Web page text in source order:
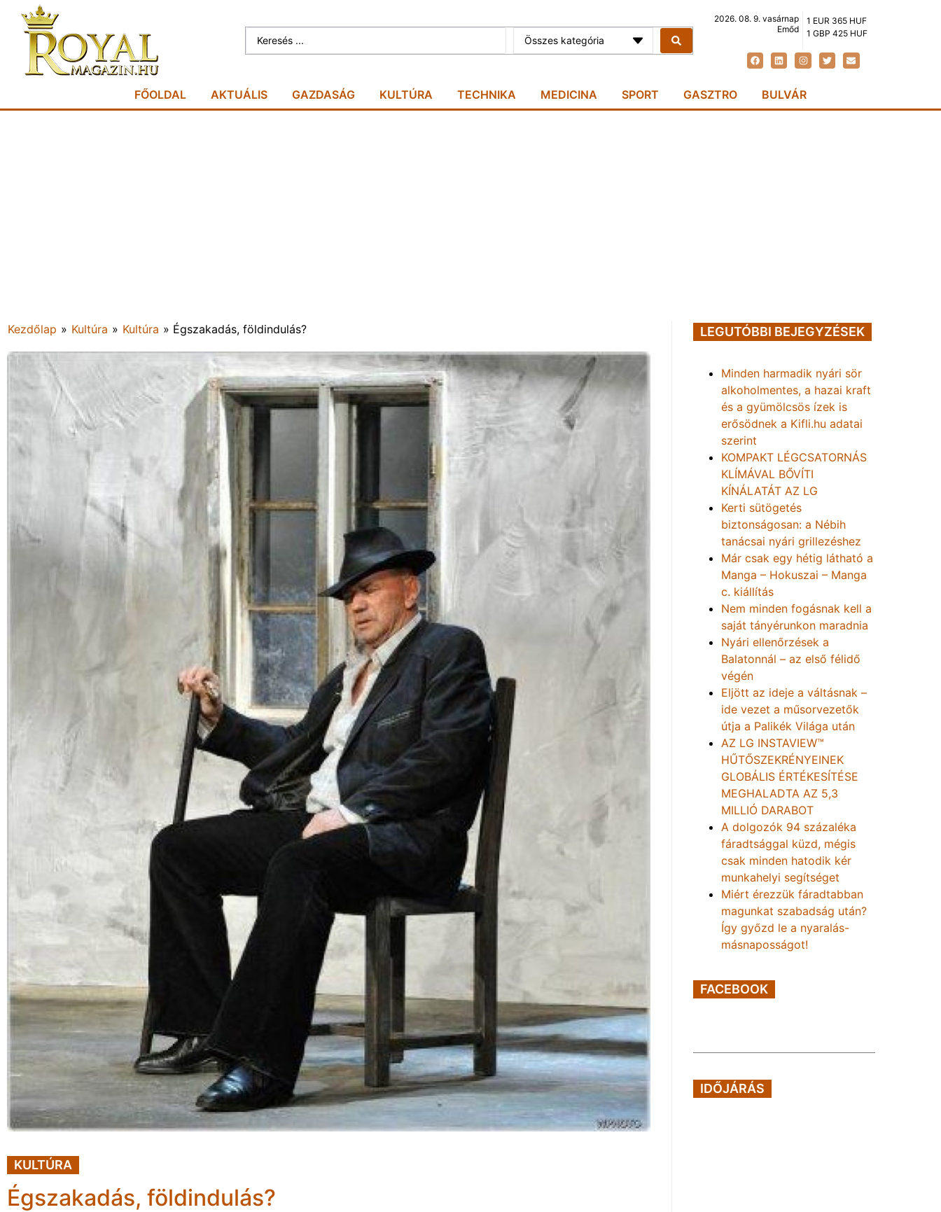
Összes kategória
2026. 08. 9. vasárnap
Emőd
1 EUR 365 HUF
1 GBP 425 HUF
FŐOLDAL AKTUÁLIS GAZDASÁG KULTÚRA TECHNIKA MEDICINA SPORT GASZTRO BULVÁR
Kezdőlap » Kultúra » Kultúra » Égszakadás, földindulás?
KULTÚRA
Égszakadás, földindulás?
LEGUTÓBBI BEJEGYZÉSEK
Minden harmadik nyári sör
alkoholmentes, a hazai kraft
és a gyümölcsös ízek is
erősödnek a Kifli.hu adatai
szerint
KOMPAKT LÉGCSATORNÁS
KLÍMÁVAL BŐVÍTI
KÍNÁLATÁT AZ LG
Kerti sütögetés
biztonságosan: a Nébih
tanácsai nyári grillezéshez
Már csak egy hétig látható a
Manga – Hokuszai – Manga
c. kiállítás
Nem minden fogásnak kell a
saját tányérunkon maradnia
Nyári ellenőrzések a
Balatonnál – az első félidő
végén
Eljött az ideje a váltásnak –
ide vezet a műsorvezetők
útja a Palikék Világa után
AZ LG INSTAVIEW™
HŰTŐSZEKRÉNYEINEK
GLOBÁLIS ÉRTÉKESÍTÉSE
MEGHALADTA AZ 5,3
MILLIÓ DARABOT
A dolgozók 94 százaléka
fáradtsággal küzd, mégis
csak minden hatodik kér
munkahelyi segítséget
Miért érezzük fáradtabban
magunkat szabadság után?
Így győzd le a nyaralás-
másnaposságot!
FACEBOOK
IDŐJÁRÁS